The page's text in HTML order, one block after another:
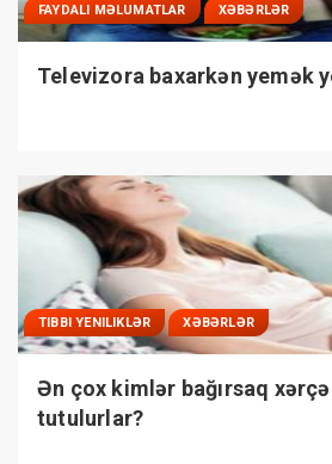
FAYDALI MƏLUMATLAR XƏBƏRLƏR
Televizora baxarkən yemək
TIBBI YENILIKLƏR XƏBƏRLƏR
Ən çox kimlər bağırsaq
tutulurlar?